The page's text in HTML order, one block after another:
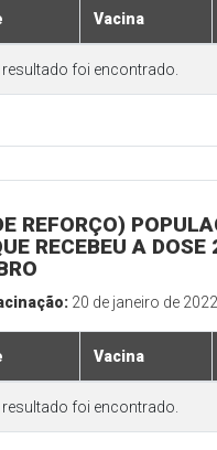
Vacina
resultado foi encontrado.
REFORÇO)
RECEBEU A DOSE
20 de janeiro de 2022
Vacina
resultado foi encontrado.